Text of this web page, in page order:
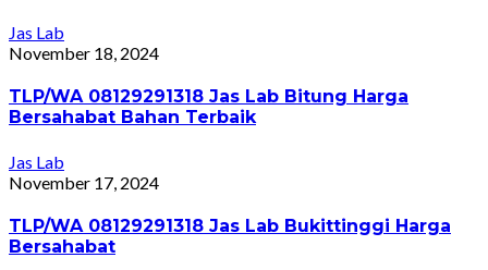
Jas Lab
November 18, 2024
TLP/WA 08129291318 Jas Lab Bitung Harga
Bersahabat Bahan Terbaik
Jas Lab
November 17, 2024
TLP/WA 08129291318 Jas Lab Bukittinggi Harga
Bersahabat